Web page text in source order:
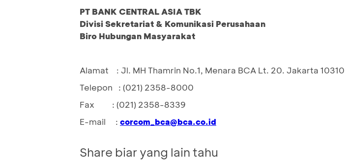
PT BANK CENTRAL ASIA TBK
Divisi Sekretariat & Komunikasi Perusahaan
Biro Hubungan Masyarakat
Alamat : Jl. MH Thamrin No.1, Menara BCA Lt. 20. Jakarta 10310
Telepon : (021) 2358-8000
Fax : (021) 2358-8339
E-mail : corcom_bca@bca.co.id
Share biar yang lain tahu